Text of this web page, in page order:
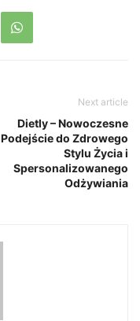
Next article
Dietly – Nowoczesne
Podejście do Zdrowego
Stylu Życia i
Spersonalizowanego
Odżywiania